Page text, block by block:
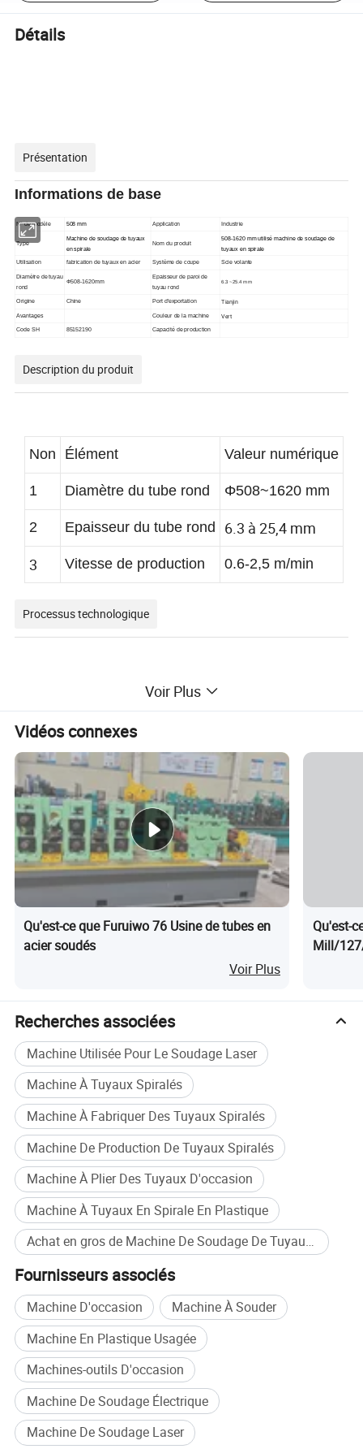
Détails
Présentation
Informations de base
N° de modèle 508 mm Application Industrie
Type
Machine de soudage de tuyaux
en spirale
Nom du produit
508-1620 mm utilisé machine de soudage de
tuyaux en spirale
Utilisation fabrication de tuyaux en acier Système de coupe Scie volante
Diamètre de tuyau
rond
Φ508-1620mm
Epaisseur de paroi de
tuyau rond
6.3 ~25.4 mm
Origine Chine Port d'exportation Tianjin
Avantages Couleur de la machine Vert
Code SH 85152190 Capacité de production
Description du produit
Non Élément Valeur numérique
1 Diamètre du tube rond Φ508~1620 mm
2 Epaisseur du tube rond
6.3 à 25,4 mm
3
Vitesse de production 0.6-2,5 m/min
Processus technologique
Photos détaillées
Voir Plus
Vidéos connexes
Qu'est-ce que Furuiwo 76 Usine de tubes en
acier soudés
Voir Plus
Qu'est-
Mill/
Recherches associées
Machine Utilisée Pour Le Soudage Laser
Machine À Tuyaux Spiralés
Machine À Fabriquer Des Tuyaux Spiralés
Machine De Production De Tuyaux Spiralés
Machine À Plier Des Tuyaux D'occasion
Machine À Tuyaux En Spirale En Plastique
Achat en gros de Machine De Soudage De Tuyaux En Spirale Usag&eacute;s
Fournisseurs associés
Machine D'occasion
Machine À Souder
Machine En Plastique Usagée
Machines-outils D'occasion
Machine De Soudage Électrique
Machine De Soudage Laser